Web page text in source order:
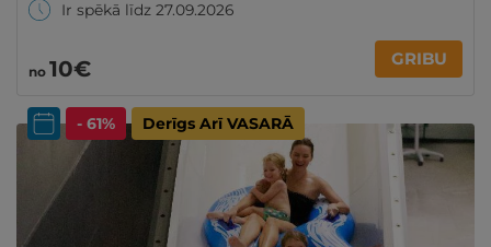
Ir spēkā līdz 27.09.2026
no 10€ GRIBU
- 61% Derīgs Arī VASARĀ